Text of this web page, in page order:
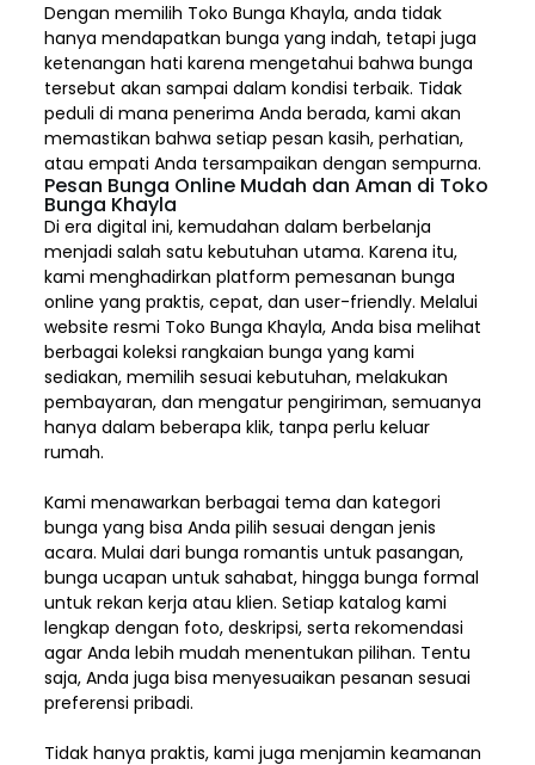
Dengan memilih Toko Bunga Khayla, anda tidak
hanya mendapatkan bunga yang indah, tetapi juga
ketenangan hati karena mengetahui bahwa bunga
tersebut akan sampai dalam kondisi terbaik. Tidak
peduli di mana penerima Anda berada, kami akan
memastikan bahwa setiap pesan kasih, perhatian,
atau empati Anda tersampaikan dengan sempurna.
Pesan Bunga Online Mudah dan Aman di Toko
Bunga Khayla
Di era digital ini, kemudahan dalam berbelanja
menjadi salah satu kebutuhan utama. Karena itu,
kami menghadirkan platform pemesanan bunga
online yang praktis, cepat, dan user-friendly. Melalui
website resmi Toko Bunga Khayla, Anda bisa melihat
berbagai koleksi rangkaian bunga yang kami
sediakan, memilih sesuai kebutuhan, melakukan
pembayaran, dan mengatur pengiriman,semuanya
hanya dalam beberapa klik, tanpa perlu keluar
rumah.
Kami menawarkan berbagai tema dan kategori
bunga yang bisa Anda pilih sesuai dengan jenis
acara. Mulai dari bunga romantis untuk pasangan,
bunga ucapan untuk sahabat, hingga bunga formal
untuk rekan kerja atau klien. Setiap katalog kami
lengkap dengan foto, deskripsi, serta rekomendasi
agar Anda lebih mudah menentukan pilihan. Tentu
saja, Anda juga bisa menyesuaikan pesanan sesuai
preferensi pribadi.
Tidak hanya praktis, kami juga menjamin keamanan